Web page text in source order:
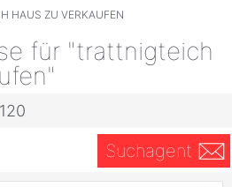
HAUS ZU VERKAUFEN
für "trattnigteich
Suchagent